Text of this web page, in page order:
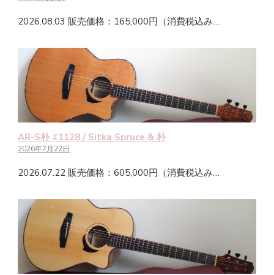
2026.08.03 販売価格：165,000円（消費税込み…
AR-S朴 #1128 / Sitka Spruce & 朴
2026年7月22日
2026.07.22 販売価格：605,000円（消費税込み…